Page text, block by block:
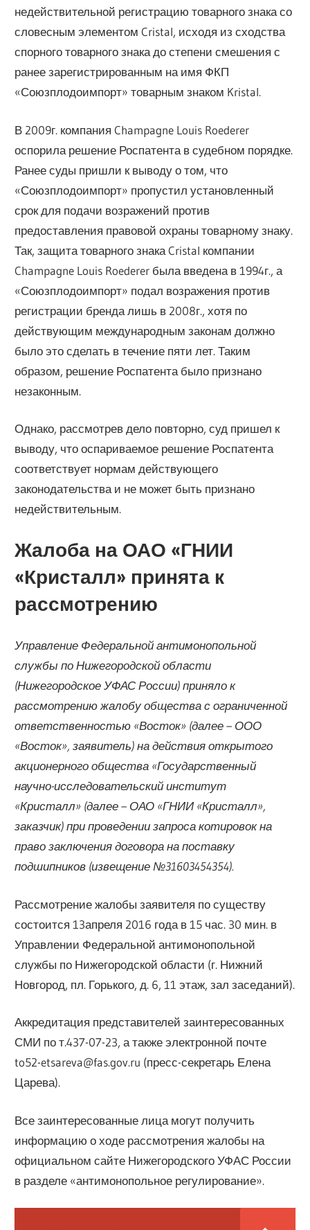
недействительной регистрацию товарного знака со
словесным элементом Cristal, исходя из сходства
спорного товарного знака до степени смешения с
ранее зарегистрированным на имя ФКП
«Союзплодоимпорт» товарным знаком Kristal.
В 2009г. компания Champagne Louis Roederer
оспорила решение Роспатента в судебном порядке.
Ранее суды пришли к выводу о том, что
«Союзплодоимпорт» пропустил установленный
срок для подачи возражений против
предоставления правовой охраны товарному знаку.
Так, защита товарного знака Cristal компании
Champagne Louis Roederer была введена в 1994г., а
«Союзплодоимпорт» подал возражения против
регистрации бренда лишь в 2008г., хотя по
действующим международным законам должно
было это сделать в течение пяти лет. Таким
образом, решение Роспатента было признано
незаконным.
Однако, рассмотрев дело повторно, суд пришел к
выводу, что оспариваемое решение Роспатента
соответствует нормам действующего
законодательства и не может быть признано
недействительным.
Жалоба на ОАО «ГНИИ
«Кристалл» принята к
рассмотрению
Управление Федеральной антимонопольной
службы по Нижегородской области
(Нижегородское УФАС России) приняло к
рассмотрению жалобу общества с ограниченной
ответственностью «Восток» (далее – ООО
«Восток», заявитель) на действия открытого
акционерного общества «Государственный
научно-исследовательский институт
«Кристалл» (далее – ОАО «ГНИИ «Кристалл»,
заказчик) при проведении запроса котировок на
право заключения договора на поставку
подшипников (извещение №31603454354).
Рассмотрение жалобы заявителя по существу
состоится 13апреля 2016 года в 15 час. 30 мин. в
Управлении Федеральной антимонопольной
службы по Нижегородской области (г. Нижний
Новгород, пл. Горького, д. 6, 11 этаж, зал заседаний).
Аккредитация представителей заинтересованных
СМИ по т.437-07-23, а также электронной почте
to52-etsareva@fas.gov.ru (пресс-секретарь Елена
Царева).
Все заинтересованные лица могут получить
информацию о ходе рассмотрения жалобы на
официальном сайте Нижегородского УФАС России
в разделе «антимонопольное регулирование».